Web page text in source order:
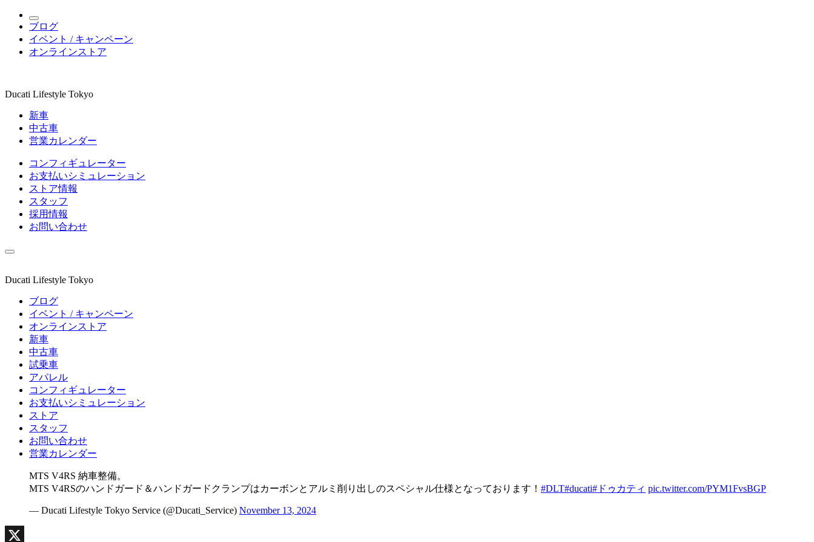
ブログ
イベント / キャンペーン
オンラインストア
Ducati Lifestyle Tokyo
新車
中古車
営業カレンダー
コンフィギュレーター
お支払いシミュレーション
ストア情報
スタッフ
採用情報
お問い合わせ
Ducati Lifestyle Tokyo
ブログ
イベント / キャンペーン
オンラインストア
新車
中古車
試乗車
アパレル
コンフィギュレーター
お支払いシミュレーション
ストア
スタッフ
お問い合わせ
営業カレンダー
MTS V4RS 納車整備。
MTS V4RSのハンドガード＆ハンドガードクランプはカーボンとアルミ削り出しのスペシャル仕様となっております！ #DLT#ducati#ドゥカティ pic.twitter.com/PYM1FvsBGP
— Ducati Lifestyle Tokyo Service (@Ducati_Service) November 13, 2024